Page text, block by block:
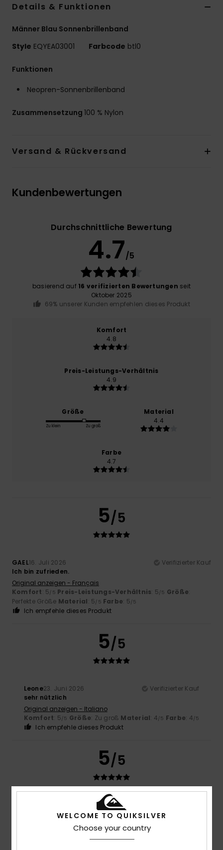
Details & Funktionen
Männer Blau Sonnenbrillenband
Style EQYEA03001 Farbcode btl0
Funktionen
Neopren-Sonnenbrillenband
Zusammensetzung 100 % Nylon
Versand & Rückversand
Kundenbewertungen
Durchschnittliche Bewertung
4.7/5
basierend auf 16 verifizierten Bewertungen seit
Oktober 2025
69% unserer Kunden empfehlen dieses Produkt
Komfort
4.8
Preis-Leistungs-Verhältnis
4.9
Größe
Zu klein Zu groß
Material
4.4
Farbe
4.7
5/5
GAEL16. Juli 2026
Verifizierter Kauf
Ich bin zufrieden.
Original anzeigen - Français
Komfort: 5/5 Preis-Leistungs-Verhältnis: 5/5 Größe:
Perfekte Größe Material: 5/5 Farbe: 5/5
Ich empfehle dieses Produkt
5/5
Leone23. Juni 2026
Verifizierter Kauf
sehr nützlich
Original anzeigen - Italiano
Komfort: 5/5 Größe: Zu groß Material: 4/5 Farbe: 4/5
Ich empfehle dieses Produkt
5/5
Original anzeigen - Italiano
Preis-Leistungs-Verhältnis
WELCOME TO QUIKSILVER
Choose your country